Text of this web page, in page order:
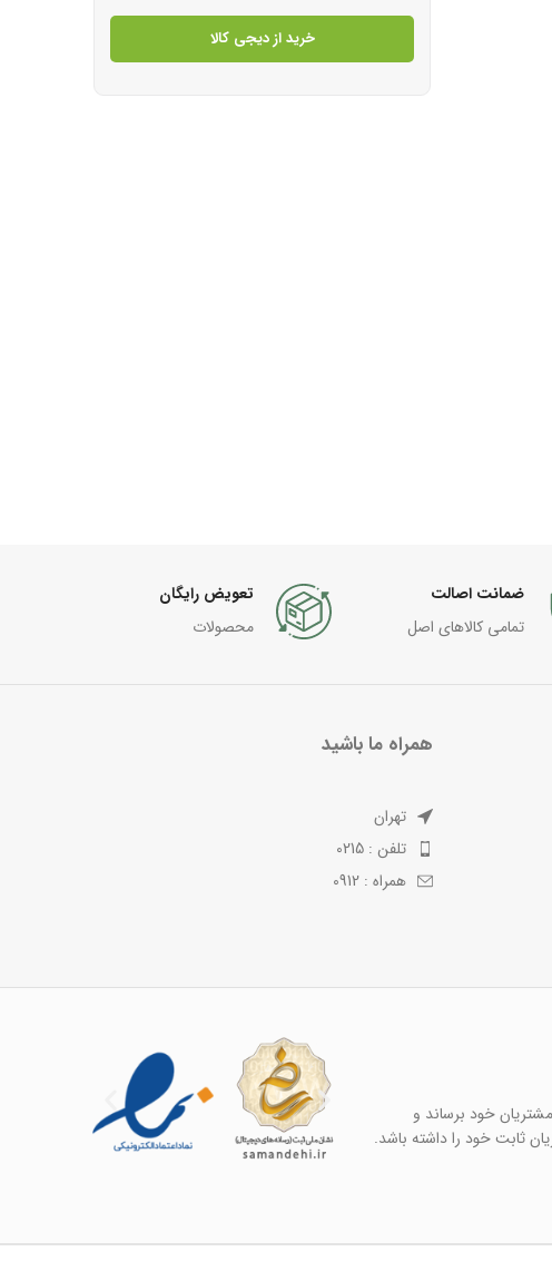
خرید از دیجی کالا
ضمانت اصالت
تمامی کالاهای اصل
تعویض رایگان
محصولات
همراه ما باشید
تهران
تلفن : 0215
همراه : 0912
خود برساند و
ثابت خود را داشته باشد.